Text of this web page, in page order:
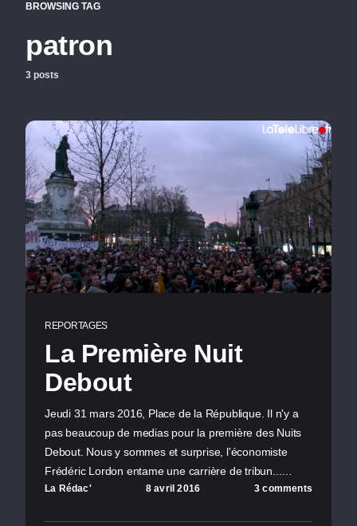
BROWSING TAG
patron
3 posts
REPORTAGES
La Première Nuit
Debout
Jeudi 31 mars 2016, Place de la République. Il n'y a
pas beaucoup de medias pour la première des Nuits
Debout. Nous y sommes et surprise, l'économiste
Frédéric Lordon entame une carrière de tribun...…
La Rédac' 8 avril 2016 3 comments